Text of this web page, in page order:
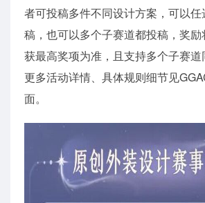
者可投稿多件不同设计方案，可以
稿，也可以多个子赛道都投稿，奖
获最高奖项为准，且支持多个子赛道
更多活动详情、具体规则细节见
面。